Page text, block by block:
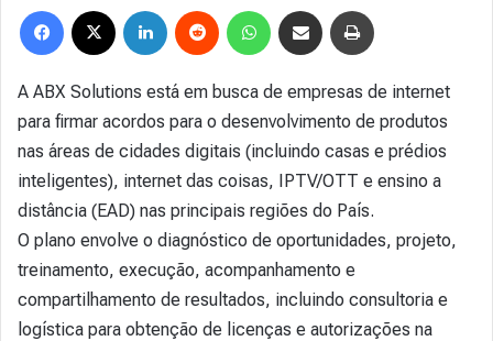
A ABX Solutions está em busca de empresas de internet
para firmar acordos para o desenvolvimento de produtos
nas áreas de cidades digitais (incluindo casas e prédios
inteligentes), internet das coisas, IPTV/OTT e ensino a
distância (EAD) nas principais regiões do País.
O plano envolve o diagnóstico de oportunidades, projeto,
treinamento, execução, acompanhamento e
compartilhamento de resultados, incluindo consultoria e
logística para obtenção de licenças e autorizações na